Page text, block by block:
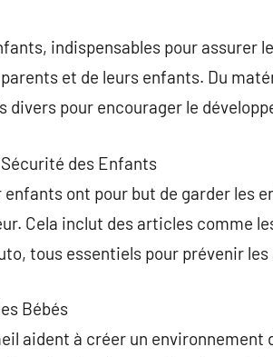
indispensables pour assurer
et de leurs enfants. Du
pour encourager le
des Enfants
ont pour but de garder les
Cela inclut des articles comme
tous essentiels pour prévenir
Bébés
aident à créer un